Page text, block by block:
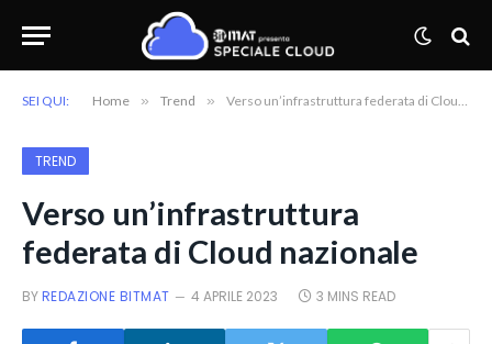
SEI QUI: Home » Trend » Verso un’infrastruttura federata di Cloud nazionale
TREND
Verso un’infrastruttura
federata di Cloud nazionale
BYREDAZIONE BITMAT 4 APRILE 2023 3 MINS READ